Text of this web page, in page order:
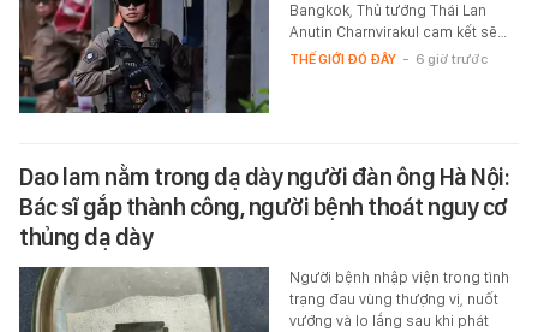
Bangkok, Thủ tướng Thái Lan
Anutin Charnvirakul cam kết sẽ…
THẾ GIỚI ĐÓ ĐÂY - 6 giờ trước
Dao lam nằm trong dạ dày người đàn ông Hà Nội:
Bác sĩ gắp thành công, người bệnh thoát nguy cơ
thủng dạ dày
Người bệnh nhập viện trong tình
trạng đau vùng thượng vị, nuốt
vướng và lo lắng sau khi phát